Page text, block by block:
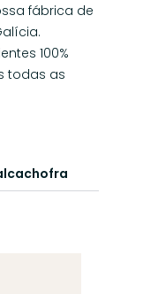
fábrica de
100%
todas as